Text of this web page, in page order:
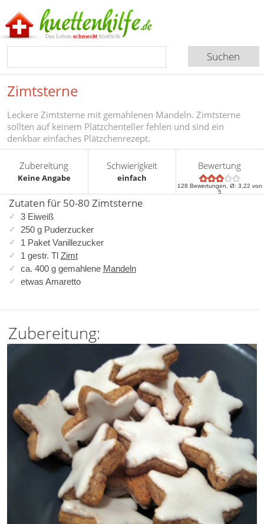
Zimtsterne
Leckere Zimtsterne mit gemahlenen Mandeln. Zimtsterne
sollten auf keinem Plätzchenteller fehlen und sind ein
denkbar einfaches Plätzchenrezept.
Zubereitung
Keine Angabe
Schwierigkeit
einfach
Bewertung
128 Bewertungen, Ø: 3,22 von
5
Zutaten für 50-80 Zimtsterne
3 Eiweiß
250 g Puderzucker
1 Paket Vanillezucker
1 gestr. Tl Zimt
ca. 400 g gemahlene Mandeln
etwas Amaretto
Zubereitung: